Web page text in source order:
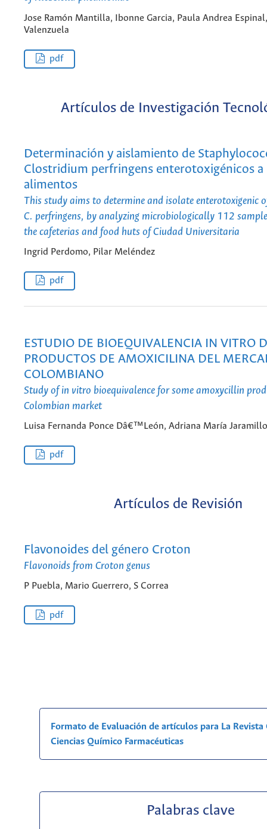
Jose Ramón Mantilla, Ibonne Garcia, Paula Andrea
Valenzuela
pdf
Artículos de Investigación
Determinación y aislamiento de
Clostridium perfringens enterotoxigénicos
alimentos
This study aims to determine and isolate enterotoxigenic
C. perfringens, by analyzing microbiologically 112
the cafeterias and food huts of Ciudad Universitaria
Ingrid Perdomo, Pilar Meléndez
pdf
ESTUDIO DE BIOEQUIVALENCIA IN VITRO
PRODUCTOS DE AMOXICILINA DEL
COLOMBIANO
Study of in vitro bioequivalence for some amoxycillin
Colombian market
Luisa Fernanda Ponce Dâ€™León, Adriana María Jaramillo
pdf
Artículos de Revisión
Flavonoides del género Croton
Flavonoids from Croton genus
P Puebla, Mario Guerrero, S Correa
pdf
Formato de Evaluación de artículos para La
Ciencias Químico Farmacéuticas
Palabras clave